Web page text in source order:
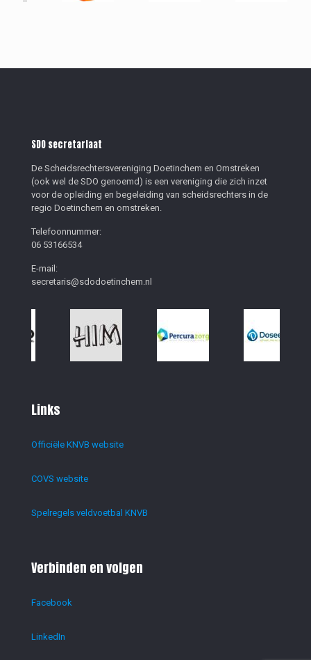
SDO secretariaat
De Scheidsrechtersvereniging Doetinchem en Omstreken
(ook wel de SDO genoemd) is een vereniging die zich inzet
voor de opleiding en begeleiding van scheidsrechters in de
regio Doetinchem en omstreken.
Telefoonnummer:
06 53166534
E-mail:
secretaris@sdodoetinchem.nl
Links
Officiële KNVB website
COVS website
Spelregels veldvoetbal KNVB
Verbinden en volgen
Facebook
LinkedIn